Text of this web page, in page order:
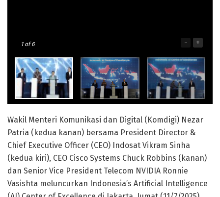
1of 6 - +
Wakil Menteri Komunikasi dan Digital (Komdigi) Nezar
Patria (kedua kanan) bersama President Director &
Chief Executive Officer (CEO) Indosat Vikram Sinha
(kedua kiri), CEO Cisco Systems Chuck Robbins (kanan)
dan Senior Vice President Telecom NVIDIA Ronnie
Vasishta meluncurkan Indonesia’s Artificial Intelligence